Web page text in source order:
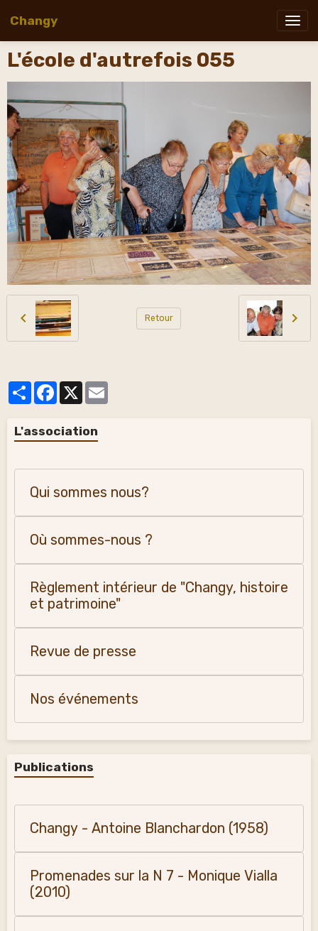
Changy
L'école d'autrefois 055
Retour
PartagerFacebook
L'association
Qui sommes nous?
Où sommes-nous ?
Règlement intérieur de "Changy, histoire
et patrimoine"
Revue de presse
Nos événements
Publications
Changy - Antoine Blanchardon (1958)
Promenades sur la N 7 - Monique Vialla
(2010)